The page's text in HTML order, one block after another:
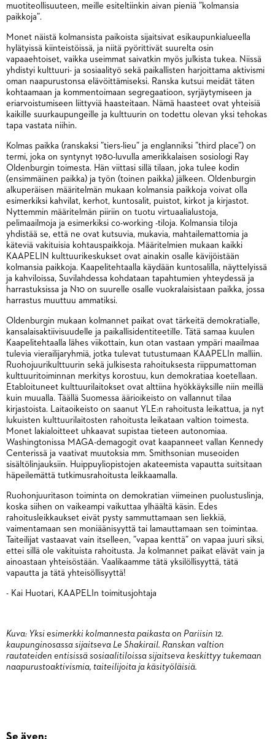
muotiteollisuuteen, meille esiteltiinkin aivan pieniä ”kolmansia
paikkoja”.
Monet näistä kolmansista paikoista sijaitsivat esikaupunkialueella
hylätyissä kiinteistöissä, ja niitä pyörittivät suurelta osin
vapaaehtoiset, vaikka useimmat saivatkin myös julkista tukea. Niissä
yhdistyi kulttuuri- ja sosiaalityö sekä paikallisten harjoittama aktivismi
oman naapurustonsa elävöittämiseksi. Ranska kutsui meidät täten
kohtaamaan ja kommentoimaan segregaatioon, syrjäytymiseen ja
eriarvoistumiseen liittyviä haasteitaan. Nämä haasteet ovat yhteisiä
kaikille suurkaupungeille ja kulttuurin on todettu olevan yksi tehokas
tapa vastata niihin.
Kolmas paikka (ranskaksi ”tiers-lieu” ja englanniksi ”third place”) on
termi, joka on syntynyt 1980-luvulla amerikkalaisen sosiologi Ray
Oldenburgin toimesta. Hän viittasi sillä tilaan, joka tulee kodin
(ensimmäinen paikka) ja työn (toinen paikka) jälkeen. Oldenburgin
alkuperäisen määritelmän mukaan kolmansia paikkoja voivat olla
esimerkiksi kahvilat, kerhot, kuntosalit, puistot, kirkot ja kirjastot.
Nyttemmin määritelmän piiriin on tuotu virtuaalialustoja,
pelimaailmoja ja esimerkiksi co-working -tiloja. Kolmansia tiloja
yhdistää se, että ne ovat kutsuvia, mukavia, mahtailemattomia ja
käteviä vakituisia kohtauspaikkoja. Määritelmien mukaan kaikki
KAAPELIN kulttuurikeskukset ovat ainakin osalle kävijöistään
kolmansia paikkoja. Kaapelitehtaalla käydään kuntosalilla, näyttelyissä
ja kahviloissa, Suvilahdessa kohdataan tapahtumien yhteydessä ja
harrastuksissa ja N10 on suurelle osalle vuokralaisistaan paikka, jossa
harrastus muuttuu ammatiksi.
Oldenburgin mukaan kolmannet paikat ovat tärkeitä demokratialle,
kansalaisaktiivisuudelle ja paikallisidentiteetille. Tätä samaa kuulen
Kaapelitehtaalla lähes viikottain, kun otan vastaan ympäri maailmaa
tulevia vierailijaryhmiä, jotka tulevat tutustumaan KAAPELIn malliin.
Ruohojuurikulttuurin sekä julkisesta rahoituksesta riippumattoman
kulttuuritoiminnan merkitys korostuu, kun demokratiaa koetellaan.
Etabloituneet kulttuurilaitokset ovat alttiina hyökkäyksille niin meillä
kuin muualla. Täällä Suomessa äärioikeisto on vallannut tilaa
kirjastoista. Laitaoikeisto on saanut YLE:n rahoitusta leikattua, ja nyt
lukuisten kulttuurilaitosten rahoitusta leikataan valtion toimesta.
Monet lakialoitteet uhkaavat supistaa tieteen autonomiaa.
Washingtonissa MAGA-demagogit ovat kaapanneet vallan Kennedy
Centerissä ja vaativat muutoksia mm. Smithsonian museoiden
sisältölinjauksiin. Huippuyliopistojen akateemista vapautta suitsitaan
häpeilemättä tutkimusrahoitusta leikkaamalla.
Ruohonjuuritason toiminta on demokratian viimeinen puolustuslinja,
koska siihen on vaikeampi vaikuttaa ylhäältä käsin. Edes
rahoitusleikkaukset eivät pysty sammuttamaan sen liekkiä,
vaimentamaan sen moniäänisyyttä tai lamauttamaan sen toimintaa.
Taiteilijat vastaavat vain itselleen, ”vapaa kenttä” on vapaa juuri siksi,
ettei sillä ole vakituista rahoitusta. Ja kolmannet paikat elävät vain ja
ainoastaan yhteisöstään. Vaalikaamme tätä yksilöllisyyttä, tätä
vapautta ja tätä yhteisöllisyyttä!
- Kai Huotari, KAAPELIn toimitusjohtaja
Kuva: Yksi esimerkki kolmannesta paikasta on Pariisin 12.
kaupunginosassa sijaitseva Le Shakirail. Ranskan valtion
rautateiden entisissä sosiaalitiloissa sijaitseva keskittyy tukemaan
naapurustoaktivismia, taiteilijoita ja käsityöläisiä.
Se även: